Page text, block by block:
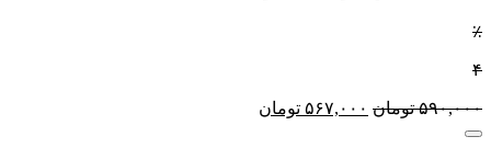
٪
۴
۵۹۰,۰۰۰ تومان ۵۶۷,۰۰۰ تومان